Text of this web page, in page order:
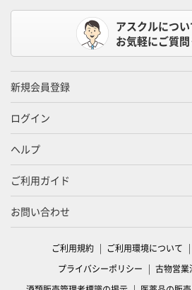
アスクルについ
お気軽にご質問
新規会員登録
ログイン
ヘルプ
ご利用ガイド
お問い合わせ
ご利用規約 ご利用環境について
プライバシーポリシー
古物営業